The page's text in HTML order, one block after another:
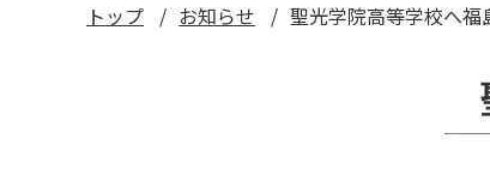
トップ お知らせ 聖光学院高等学校へ福